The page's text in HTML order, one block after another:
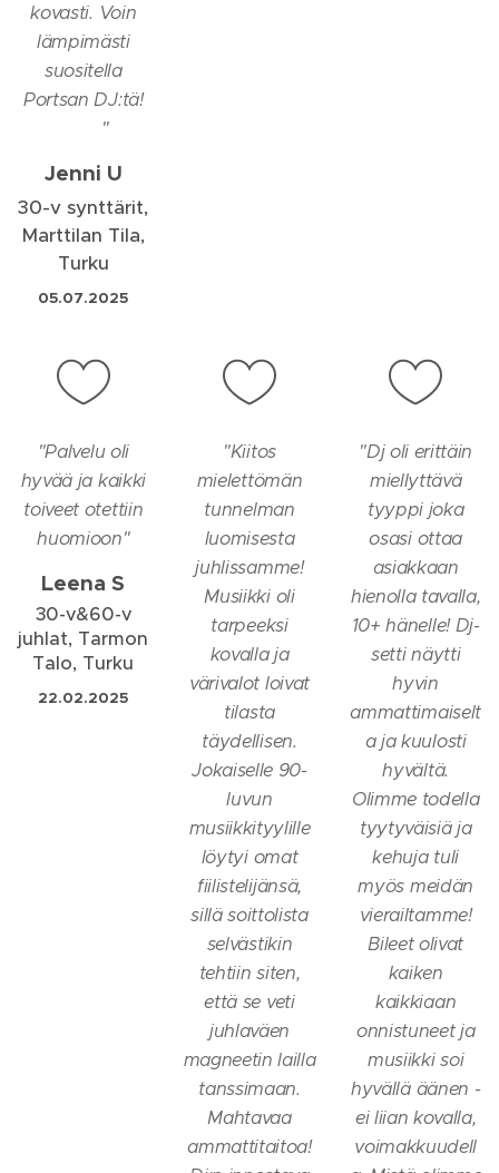
kovasti. Voin
lämpimästi
suositella
Portsan DJ:tä!
"
Jenni U
30-v synttärit,
Marttilan Tila,
Turku
05.07.2025
"Palvelu oli
hyvää ja kaikki
toiveet otettiin
huomioon"
Leena S
30-v&60-v
juhlat, Tarmon
Talo, Turku
22.02.2025
"Kiitos
mielettömän
tunnelman
luomisesta
juhlissamme!
Musiikki oli
tarpeeksi
kovalla ja
värivalot loivat
tilasta
täydellisen.
Jokaiselle 90-
luvun
musiikkityylille
löytyi omat
fiilistelijänsä,
sillä soittolista
selvästikin
tehtiin siten,
että se veti
juhlaväen
magneetin lailla
tanssimaan.
Mahtavaa
ammattitaitoa!
"Dj oli erittäin
miellyttävä
tyyppi joka
osasi ottaa
asiakkaan
hienolla tavalla,
10+ hänelle! Dj-
setti näytti
hyvin
ammattimaiselt
a ja kuulosti
hyvältä.
Olimme todella
tyytyväisiä ja
kehuja tuli
myös meidän
vierailtamme!
Bileet olivat
kaiken
kaikkiaan
onnistuneet ja
musiikki soi
hyvällä äänen -
ei liian kovalla,
voimakkuudell